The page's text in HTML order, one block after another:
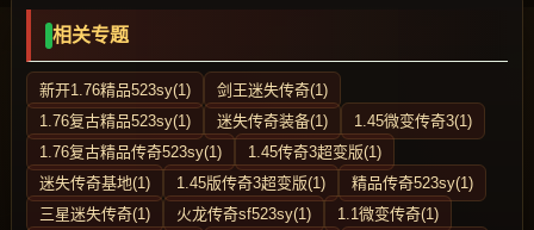
相关专题
新开1.76精品523sy(1)
剑王迷失传奇(1)
1.76复古精品523sy(1)
迷失传奇装备(1)
1.45微变传奇3(1)
1.76复古精品传奇523sy(1)
1.45传奇3超变版(1)
迷失传奇基地(1)
1.45版传奇3超变版(1)
精品传奇523sy(1)
三星迷失传奇(1)
火龙传奇sf523sy(1)
1.1微变传奇(1)